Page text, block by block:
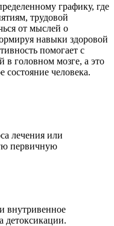
графику, где
трудовой
от мыслей о
навыки здоровой
помогает с
в головном мозге, а это
состояние человека.
лечения или
первичную
внутривенное
детоксикации.